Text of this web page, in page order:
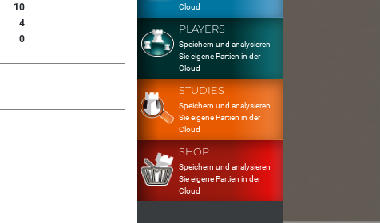
10
4
0
Cloud
PLAYERS
Speichern und analysieren
Sie eigene Partien in der
Cloud
STUDIES
Speichern und analysieren
Sie eigene Partien in der
Cloud
SHOP
Speichern und analysieren
Sie eigene Partien in der
Cloud